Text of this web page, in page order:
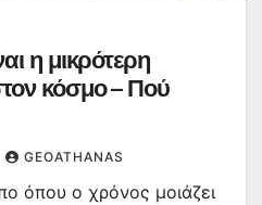
η μικρότερη
κόσμο – Πού
GEOATHANAS
όπου ο χρόνος μοιάζει